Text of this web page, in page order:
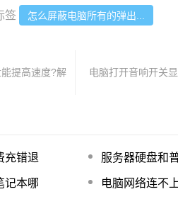
签 怎么屏蔽电脑所有的弹出...
提高速度?解
电脑打开音响开关
充错退 服务器硬盘和
记本哪 电脑网络连不